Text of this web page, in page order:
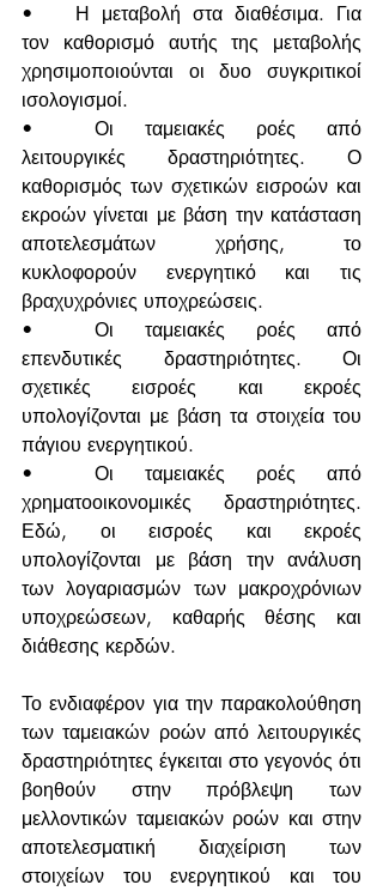
•	Η μεταβολή στα διαθέσιμα. Για
τον καθορισμό αυτής της μεταβολής
χρησιμοποιούνται οι δυο συγκριτικοί
ισολογισμοί.
•	Οι ταμειακές ροές από
λειτουργικές δραστηριότητες. Ο
καθορισμός των σχετικών εισροών και
εκροών γίνεται με βάση την κατάσταση
αποτελεσμάτων χρήσης, το
κυκλοφορούν ενεργητικό και τις
βραχυχρόνιες υποχρεώσεις.
•	Οι ταμειακές ροές από
επενδυτικές δραστηριότητες. Οι
σχετικές εισροές και εκροές
υπολογίζονται με βάση τα στοιχεία του
πάγιου ενεργητικού.
•	Οι ταμειακές ροές από
χρηματοοικονομικές δραστηριότητες.
Εδώ, οι εισροές και εκροές
υπολογίζονται με βάση την ανάλυση
των λογαριασμών των μακροχρόνιων
υποχρεώσεων, καθαρής θέσης και
διάθεσης κερδών.
Το ενδιαφέρον για την παρακολούθηση
των ταμειακών ροών από λειτουργικές
δραστηριότητες έγκειται στο γεγονός ότι
βοηθούν στην πρόβλεψη των
μελλοντικών ταμειακών ροών και στην
αποτελεσματική διαχείριση των
στοιχείων του ενεργητικού και του